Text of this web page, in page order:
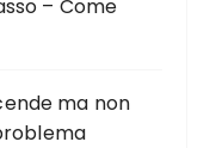
– Come
ma non